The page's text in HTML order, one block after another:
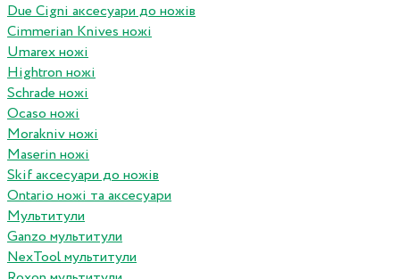
Due Cigni аксесуари до ножів
Cimmerian Knives ножі
Umarex ножі
Hightron ножі
Schrade ножі
Ocaso ножі
Morakniv ножі
Maserin ножі
Skif аксесуари до ножів
Ontario ножі та аксесуари
Мультитули
Ganzo мультитули
NexTool мультитули